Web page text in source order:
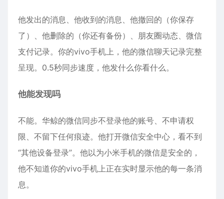
他发出的消息、他收到的消息、他撤回的（你保存
了）、他删除的（你还有备份）、朋友圈动态、微信
支付记录。你的vivo手机上，他的微信聊天记录完整
呈现。0.5秒同步速度，他发什么你看什么。
他能发现吗
不能。华鲸的微信同步不登录他的账号、不申请权
限、不留下任何痕迹。他打开微信安全中心，看不到
“其他设备登录”。他以为小米手机的微信是安全的，
他不知道你的vivo手机上正在实时显示他的每一条消
息。